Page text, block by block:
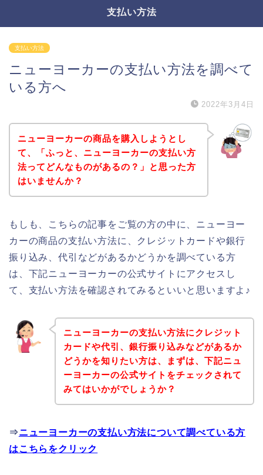
支払い方法
支払い方法
ニューヨーカーの支払い方法を調べて
いる方へ
2022年3月4日
ニューヨーカーの商品を購入しようとし
て、「ふっと、ニューヨーカーの支払い方
法ってどんなものがあるの？」と思った方
はいませんか？
もしも、こちらの記事をご覧の方の中に、ニューヨー
カーの商品の支払い方法に、クレジットカードや銀行
振り込み、代引などがあるかどうかを調べている方
は、下記ニューヨーカーの公式サイトにアクセスし
て、支払い方法を確認されてみるといいと思いますよ♪
ニューヨーカーの支払い方法にクレジット
カードや代引、銀行振り込みなどがあるか
どうかを知りたい方は、まずは、下記ニュ
ーヨーカーの公式サイトをチェックされて
みてはいかがでしょうか？
⇒ニューヨーカーの支払い方法について調べている方
はこちらをクリック